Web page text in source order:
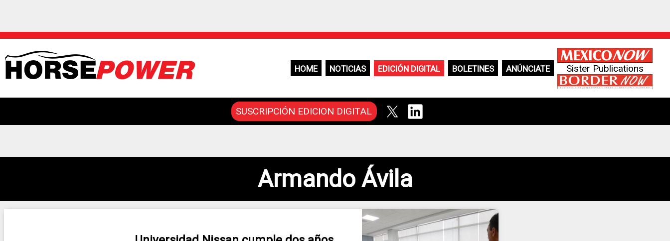
HOME NOTICIAS EDICIÓN DIGITAL BOLETINES ANÚNCIATE Sister Publications
SUSCRIPCIÓN EDICION DIGITAL
Armando Ávila